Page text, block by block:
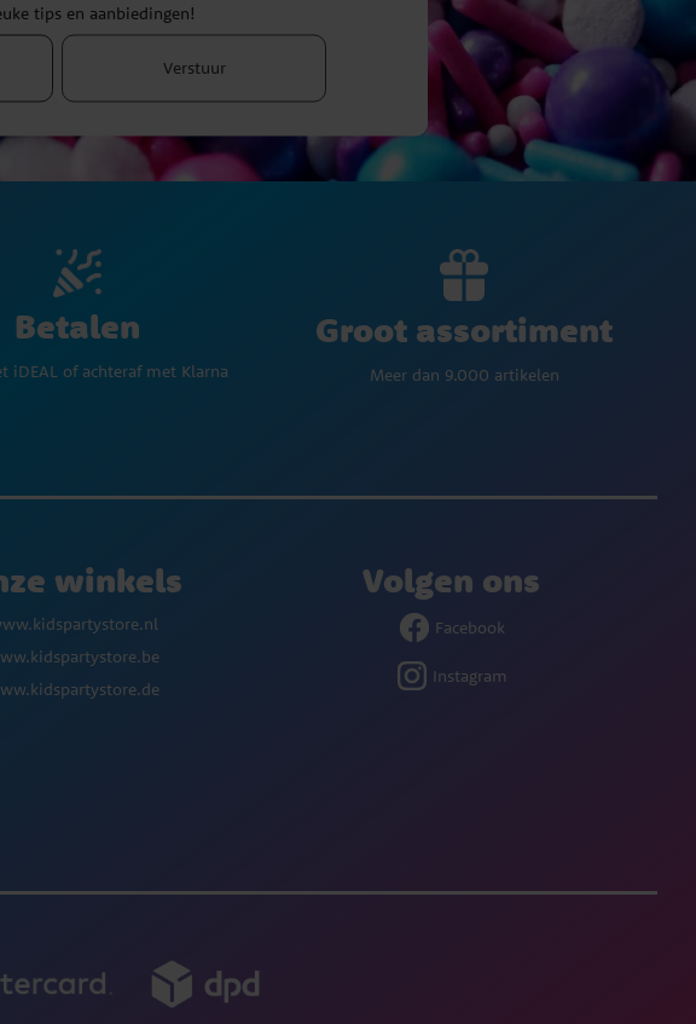
tips en aanbiedingen!
Verstuur
Betalen
iDEAL of achteraf met Klarna
Groot assortiment
Meer dan 9.000 artikelen
winkels Volgen ons
Facebook
Instagram